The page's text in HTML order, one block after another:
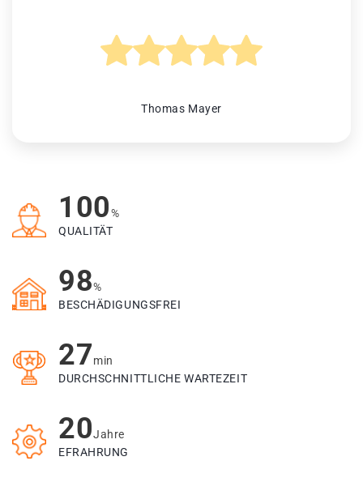
Thomas Mayer
100%
QUALITÄT
98%
BESCHÄDIGUNGSFREI
27min
DURCHSCHNITTLICHE WARTEZEIT
20Jahre
EFRAHRUNG